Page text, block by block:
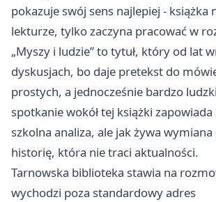
pokazuje swój sens najlepiej - książka
lekturze, tylko zaczyna pracować w
„Myszy i ludzie” to tytuł, który od lat
dyskusjach, bo daje pretekst do
prostych, a jednocześnie bardzo
spotkanie wokół tej książki
szkolna analiza, ale jak żywa
historię, która nie traci aktualności.
Tarnowska biblioteka stawia na
wychodzi poza standardowy adres